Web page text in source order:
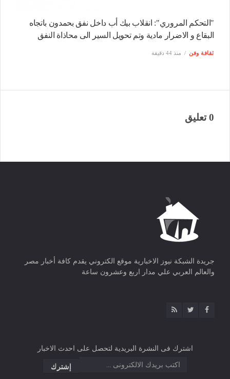
"التحكم المروري": انقلاب بيك أب داخل نفق بحمدون باتجاه
البقاع و الاضرار مادية وتم تحويل السير الى محاذاة النفق
ثقافة وفن منذ 44 دقيقة
0 تعليق
جريدة الشبكة نيوز الاخبارية موقع الكتروني يقدم كافة أخبار مصر
والعالم العربي علي مدار اربع وعشرون ساعة
اشترك فى النشرة البريدية لتحصل على احدث الاخبار